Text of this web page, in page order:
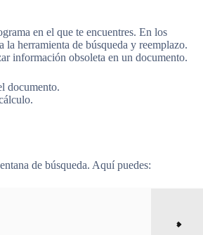
en el que te encuentres. En los
la herramienta de búsqueda y reemplazo.
información obsoleta en un documento.
documento.
de búsqueda. Aquí puedes: